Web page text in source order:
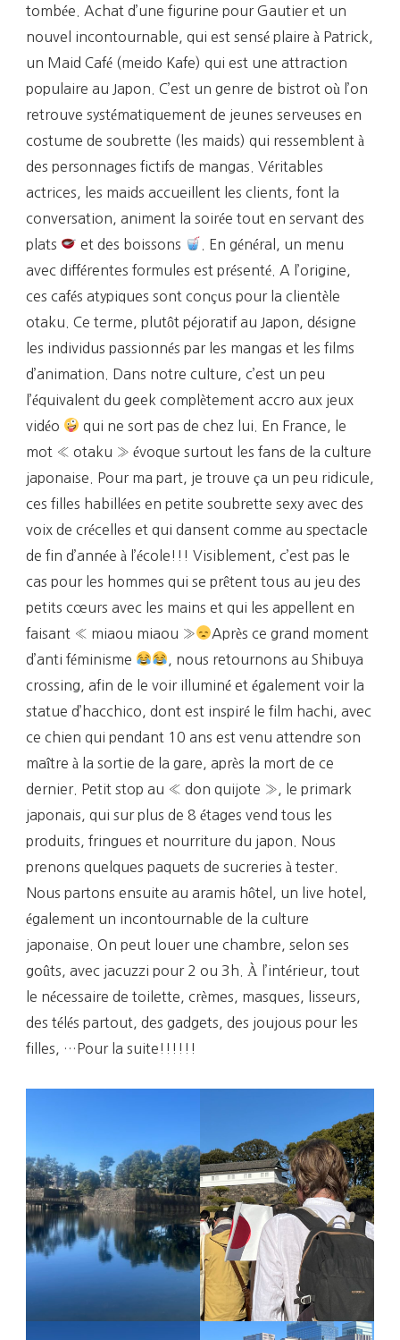
tombée. Achat d’une figurine pour Gautier et un
nouvel incontournable, qui est sensé plaire à Patrick,
un Maid Café (meido Kafe) qui est une attraction
populaire au Japon. C’est un genre de bistrot où l’on
retrouve systématiquement de jeunes serveuses en
costume de soubrette (les maids) qui ressemblent à
des personnages fictifs de mangas. Véritables
actrices, les maids accueillent les clients, font la
conversation, animent la soirée tout en servant des
plats
et des boissons
. En général, un menu
avec différentes formules est présenté. A l’origine,
ces cafés atypiques sont conçus pour la clientèle
otaku. Ce terme, plutôt péjoratif au Japon, désigne
les individus passionnés par les mangas et les films
d’animation. Dans notre culture, c’est un peu
l’équivalent du geek complètement accro aux jeux
vidéo
qui ne sort pas de chez lui. En France, le
mot « otaku » évoque surtout les fans de la culture
japonaise. Pour ma part, je trouve ça un peu ridicule,
ces filles habillées en petite soubrette sexy avec des
voix de crécelles et qui dansent comme au spectacle
de fin d’année à l’école!!! Visiblement, c’est pas le
cas pour les hommes qui se prêtent tous au jeu des
petits cœurs avec les mains et qui les appellent en
faisant « miaou miaou »
Après ce grand moment
d’anti féminisme
, nous retournons au Shibuya
crossing, afin de le voir illuminé et également voir la
statue d’hacchico, dont est inspiré le film hachi, avec
ce chien qui pendant 10 ans est venu attendre son
maître à la sortie de la gare, après la mort de ce
dernier. Petit stop au « don quijote », le primark
japonais, qui sur plus de 8 étages vend tous les
produits, fringues et nourriture du japon. Nous
prenons quelques paquets de sucreries à tester.
Nous partons ensuite au aramis hôtel, un live hotel,
également un incontournable de la culture
japonaise. On peut louer une chambre, selon ses
goûts, avec jacuzzi pour 2 ou 3h. À l’intérieur, tout
le nécessaire de toilette, crèmes, masques, lisseurs,
des télés partout, des gadgets, des joujous pour les
filles, …Pour la suite!!!!!!